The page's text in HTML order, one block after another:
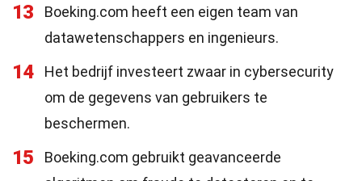
13
Boeking.com heeft een eigen team van
datawetenschappers en ingenieurs.
14
Het bedrijf investeert zwaar in cybersecurity
om de gegevens van gebruikers te
beschermen.
15
Boeking.com gebruikt geavanceerde